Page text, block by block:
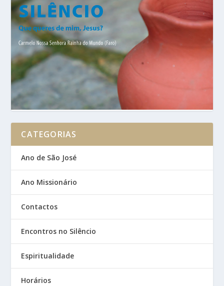
CATEGORIAS
Ano de São José
Ano Missionário
Contactos
Encontros no Silêncio
Espiritualidade
Horários